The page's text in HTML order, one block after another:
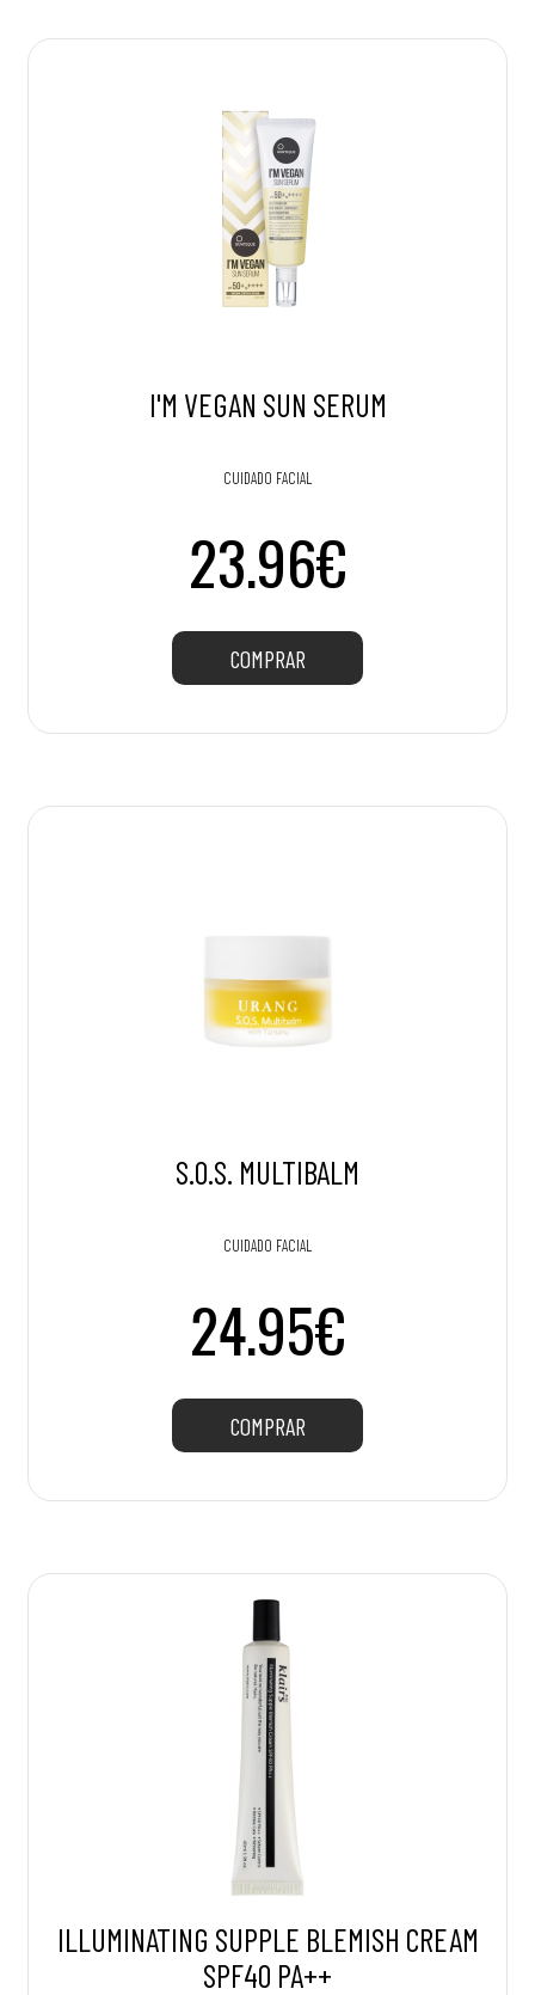
I'M VEGAN SUN SERUM
CUIDADO FACIAL
23.96€
COMPRAR
S.O.S. MULTIBALM
CUIDADO FACIAL
24.95€
COMPRAR
ILLUMINATING SUPPLE BLEMISH CREAM
SPF40 PA++